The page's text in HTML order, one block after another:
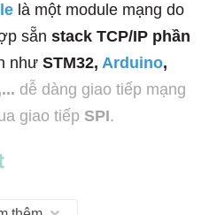
là một module mạng do
sẵn stack TCP/IP phần
như STM32, Arduino,
dễ dàng giao tiếp mạng
giao tiếp SPI.